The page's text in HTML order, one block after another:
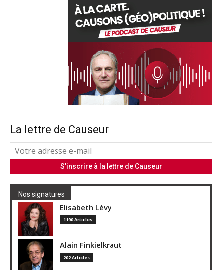
La lettre de Causeur
Nos signatures
Elisabeth Lévy
1190 Articles
Alain Finkielkraut
202 Articles